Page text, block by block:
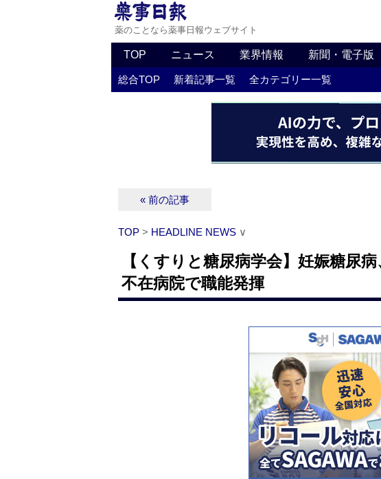
薬のことなら薬事日報ウェブサイト
TOP ニュース 業界情報 新聞・電子版
総合TOP 新着記事一覧 全カテゴリー一覧
« 前の記事
TOP > HEADLINE NEWS ∨
【くすりと糖尿病学会】妊娠糖尿
不在病院で職能発揮